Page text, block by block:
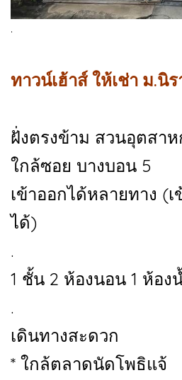
.
ทาวน์เฮ้าส์ ให้เช่า ม.นิ
ฝั่งตรงข้าม สวนอุตสา
ใกล้ซอย บางบอน 5
เข้าออกได้หลายทาง (
ได้)
.
1 ชั้น 2 ห้องนอน 1 ห้อง
.
เดินทางสะดวก
* ใกล้ตลาดนัดโพธิแจ้